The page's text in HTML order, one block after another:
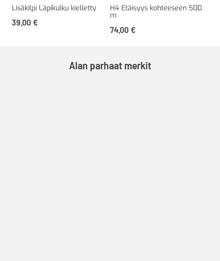
Lisäkilpi Läpikulku kielletty
39,00 €
H4 Etäisyys kohteeseen 500
m
74,00 €
Alan parhaat merkit